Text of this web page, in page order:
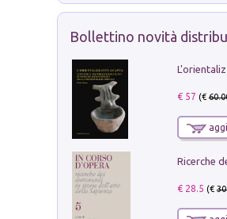
Bollettino novità
€ 57 (€
€ 28.5 (€